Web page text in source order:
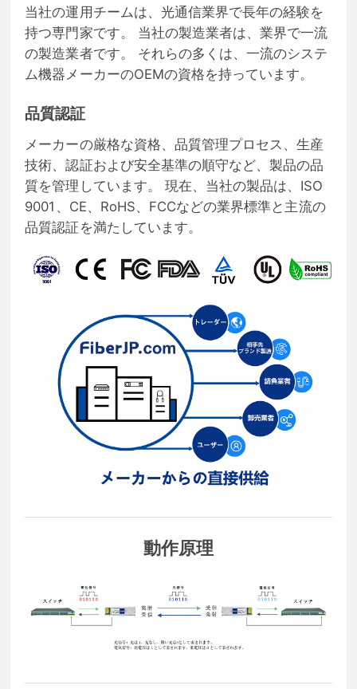
当社の運用チームは、光通信業界で長年の経験を
持つ専門家です。 当社の製造業者は、業界で一流
の製造業者です。 それらの多くは、一流のシステ
ム機器メーカーのOEMの資格を持っています。
品質認証
メーカーの厳格な資格、品質管理プロセス、生産
技術、認証および安全基準の順守など、製品の品
質を管理しています。 現在、当社の製品は、ISO
9001、CE、RoHS、FCCなどの業界標準と主流の
品質認証を満たしています。
動作原理